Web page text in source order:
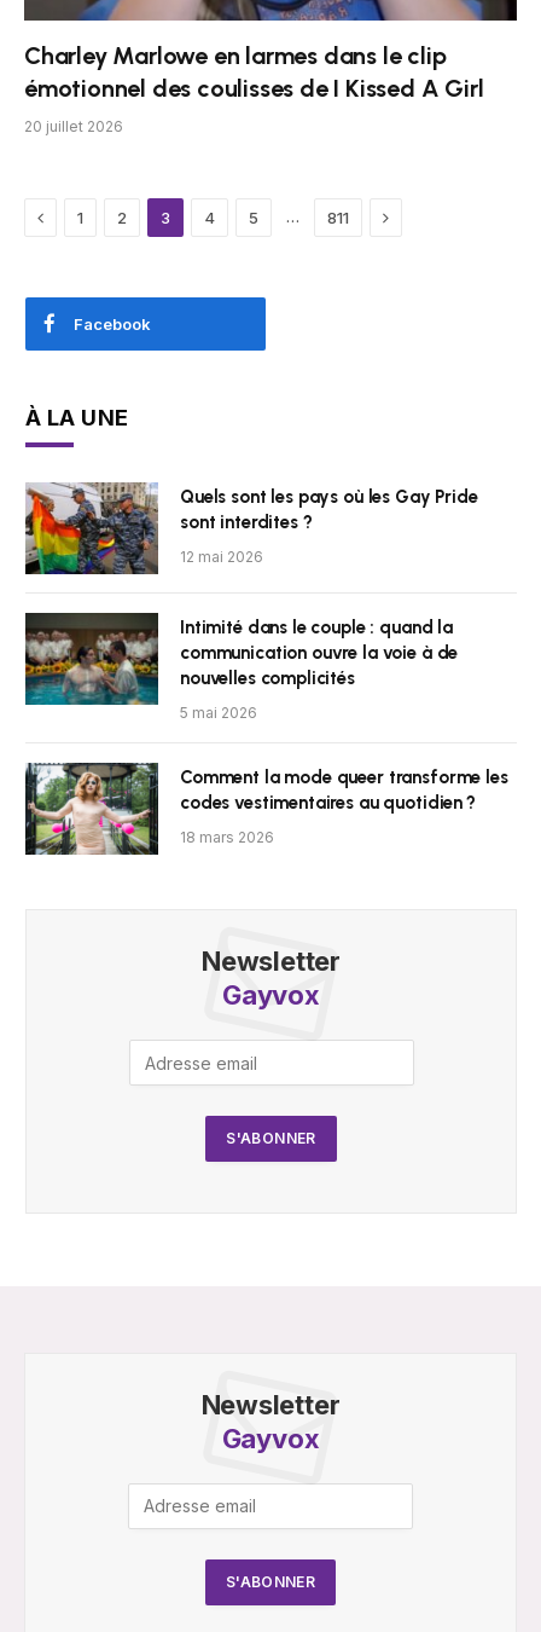
Charley Marlowe en larmes dans le clip
émotionnel des coulisses de I Kissed A Girl
20 juillet 2026
Previous
1 2 3 4 5 … 811 Next
Facebook
À LA UNE
Quels sont les pays où les Gay Pride
sont interdites ?
12 mai 2026
Intimité dans le couple : quand la
communication ouvre la voie à de
nouvelles complicités
5 mai 2026
Comment la mode queer transforme les
codes vestimentaires au quotidien ?
18 mars 2026
Newsletter
Gayvox
Newsletter
Gayvox